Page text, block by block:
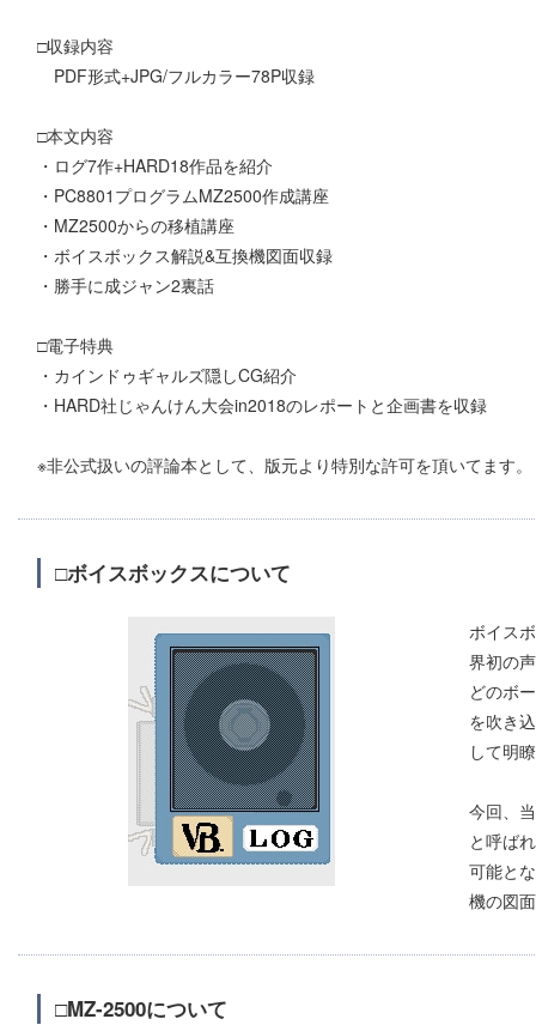
□収録内容
PDF形式+JPG/フルカラー78P収録
□本文内容
・ログ7作+HARD18作品を紹介
・PC8801プログラムMZ2500作成講座
・MZ2500からの移植講座
・ボイスボックス解説&互換機図面収録
・勝手に成ジャン2裏話
□電子特典
・カインドゥギャルズ隠しCG紹介
・HARD社じゃんけん大会in2018のレポートと企画書を収録
※非公式扱いの評論本として、版元より特別な許可を頂いてます。
□ボイスボックスについて
ボイス
界初の
どのボ
を吹き
して明
今回、
と呼ば
可能と
機の図
□MZ-2500について